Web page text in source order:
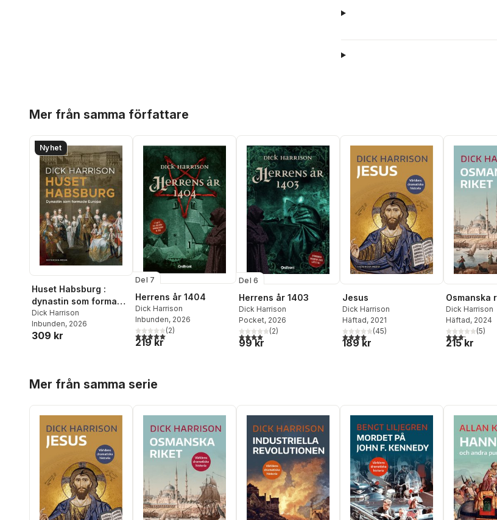
Mer från samma författare
Nyhet
Huset Habsburg :
dynastin som formade
Europa
Dick Harrison
Inbunden, 2026
309 kr
Del 7
Herrens år 1404
Dick Harrison
Inbunden, 2026
5,0utav 5 stjärnor. Totalt antal röster:
(2)
219 kr
Del 6
Herrens år 1403
Dick Harrison
Pocket, 2026
4,0utav 5 stjärnor. Totalt antal röster:
(2)
99 kr
Jesus
Dick Harrison
Häftad, 2021
4,0utav 5 stjärnor. Totalt antal röster:
(45)
189 kr
Osmanska
Dick Harrison
Häftad, 2024
3,2utav 5(5)
215 kr
Mer från samma serie